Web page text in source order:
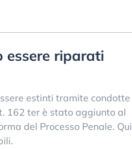
essere riparati
estinti tramite condotte
162 ter è stato aggiunto al
del Processo Penale. Qui